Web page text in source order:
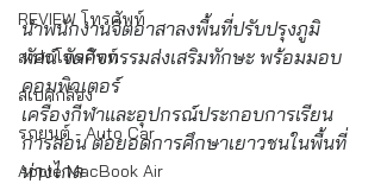
REVIEW โทรศัพท์
สเปกโทรศัพท์
สเปคกล้อง
รถยนต์ - Auto Car
Apple MacBook Air
นำพนักงานจิตอาสาลงพื้นที่ปรับปรุงภูมิ
ทัศน์ จัดกิจกรรมส่งเสริมทักษะ พร้อมมอบ
คอมพิวเตอร์
เครื่องกีฬาและอุปกรณ์ประกอบการเรียน
การสอน ต่อยอดการศึกษาเยาวชนในพื้นที่
ห่างไกล